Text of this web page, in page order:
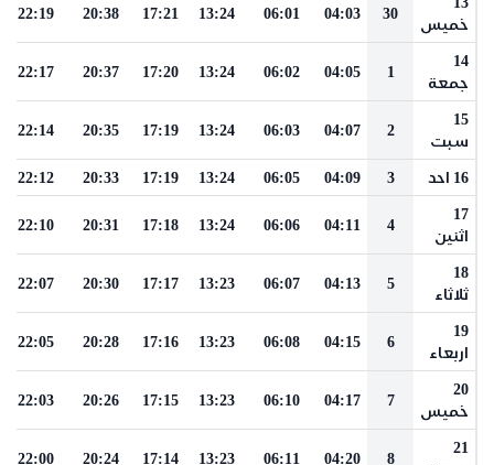
خميس
30
04:03
06:01
13:24
17:21
20:38
22:19
14
جمعة
1
04:05
06:02
13:24
17:20
20:37
22:17
15
سبت
2
04:07
06:03
13:24
17:19
20:35
22:14
16 احد 3
04:09
06:05
13:24
17:19
20:33
22:12
17
اثنين
4
04:11
06:06
13:24
17:18
20:31
22:10
18
ثلاثاء
5
04:13
06:07
13:23
17:17
20:30
22:07
19
اربعاء
6
04:15
06:08
13:23
17:16
20:28
22:05
20
خميس
7
04:17
06:10
13:23
17:15
20:26
22:03
21
8
04:20
06:11
13:23
17:14
20:24
22:00